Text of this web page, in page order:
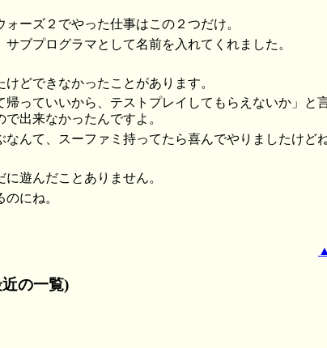
ーズ２でやった仕事はこの２つだけ。
サブプログラマとして名前を入れてくれました。
けどできなかったことがあります。
帰っていいから、テストプレイしてもらえないか」と
出来なかったんですよ。
んて、スーファミ持ってたら喜んでやりましたけどね
遊んだことありません。
にね。
の一覧)